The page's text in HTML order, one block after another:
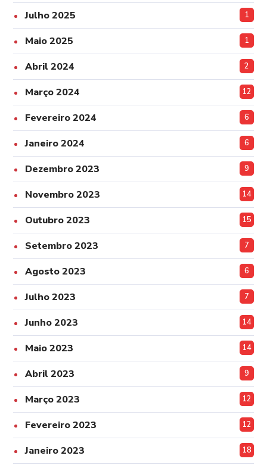
Julho 2025 1
Maio 2025 1
Abril 2024 2
Março 2024 12
Fevereiro 2024 6
Janeiro 2024 6
Dezembro 2023 9
Novembro 2023 14
Outubro 2023 15
Setembro 2023 7
Agosto 2023 6
Julho 2023 7
Junho 2023 14
Maio 2023 14
Abril 2023 9
Março 2023 12
Fevereiro 2023 12
Janeiro 2023 18